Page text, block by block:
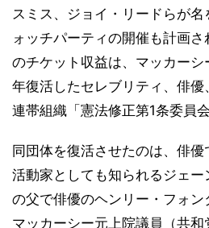
スミス、ジョイ・リードらが
ォッチパーティの開催も計画
のチケット収益は、マッカー
年復活したセレブリティ、俳
連帯組織「憲法修正第1条委員
同団体を復活させたのは、俳
活動家としても知られるジェ
の父で俳優のヘンリー・フォン
マッカーシー元上院議員（共